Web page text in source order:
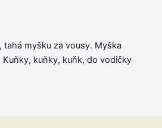
tahá myšku za vousy. Myška
Kuňky, kuňky, kuňk, do vodičky